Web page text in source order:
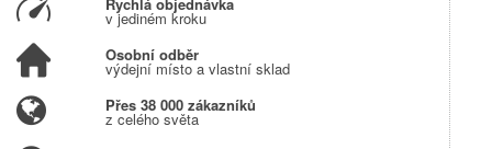
Rychlá objednávka
v jediném kroku
Osobní odběr
výdejní místo a vlastní sklad
Přes 38 000 zákazníků
z celého světa